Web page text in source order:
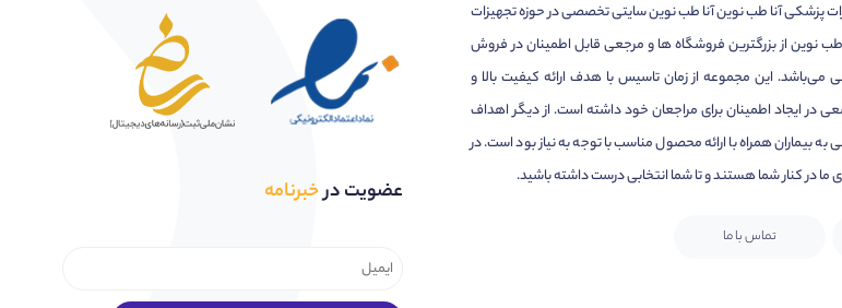
پزشکی آنا طب نوین آنا طب نوین سایتی تخصصی در حوزه تجهیزات
نوین از بزرگترین فروشگاه ها و مرجعی قابل اطمینان در فروش
می‌باشد. این مجموعه از زمان تاسیس با هدف ارائه کیفیت بالا و
در ایجاد اطمینان برای مراجعان خود داشته است. از دیگر اهداف
بیماران همراه با ارائه محصول مناسب با توجه به نیاز بود است. در
ما در کنار شما هستند و تا شما انتخابی درست داشته باشید.
تماس با ما
عضویت درخبرنامه